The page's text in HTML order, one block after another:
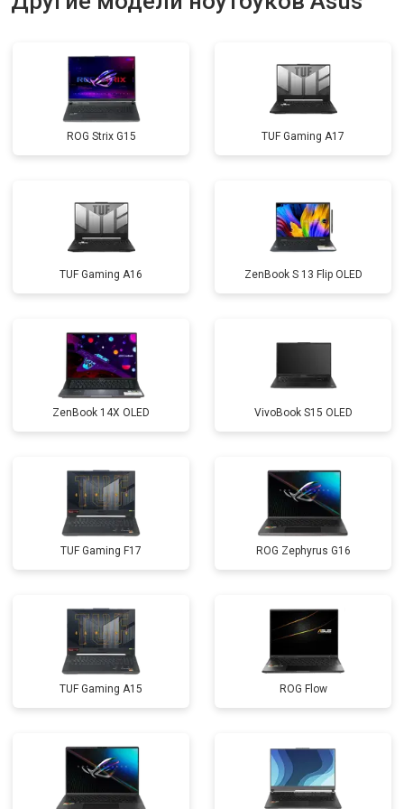
Замена Wi-Fi от 2200 ₽ Заказать
Ремонт цепи питания от 3500 ₽ Заказать
Замена USB порта от 2200 ₽ Заказать
Замена кулера от 2600 ₽ Заказать
Замена микрофона от 2600 ₽ Заказать
Замена оперативной памяти от 1100 ₽ Заказать
Замена северного моста
Ремонт петель от 3990 ₽ Заказать
ROG Strix G15 TUF Gaming A17
TUF Gaming A16 ZenBook S 13 Flip OLED
ZenBook 14X OLED VivoBook S15 OLED
TUF Gaming F17 ROG Zephyrus G16
TUF Gaming A15 ROG Flow